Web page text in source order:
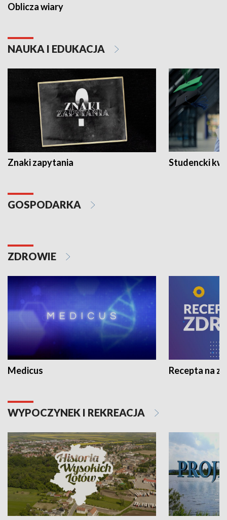
Oblicza wiary
NAUKA I EDUKACJA
Znaki zapytania Studencki
GOSPODARKA
ZDROWIE
Medicus Recepta na
WYPOCZYNEK I REKREACJA